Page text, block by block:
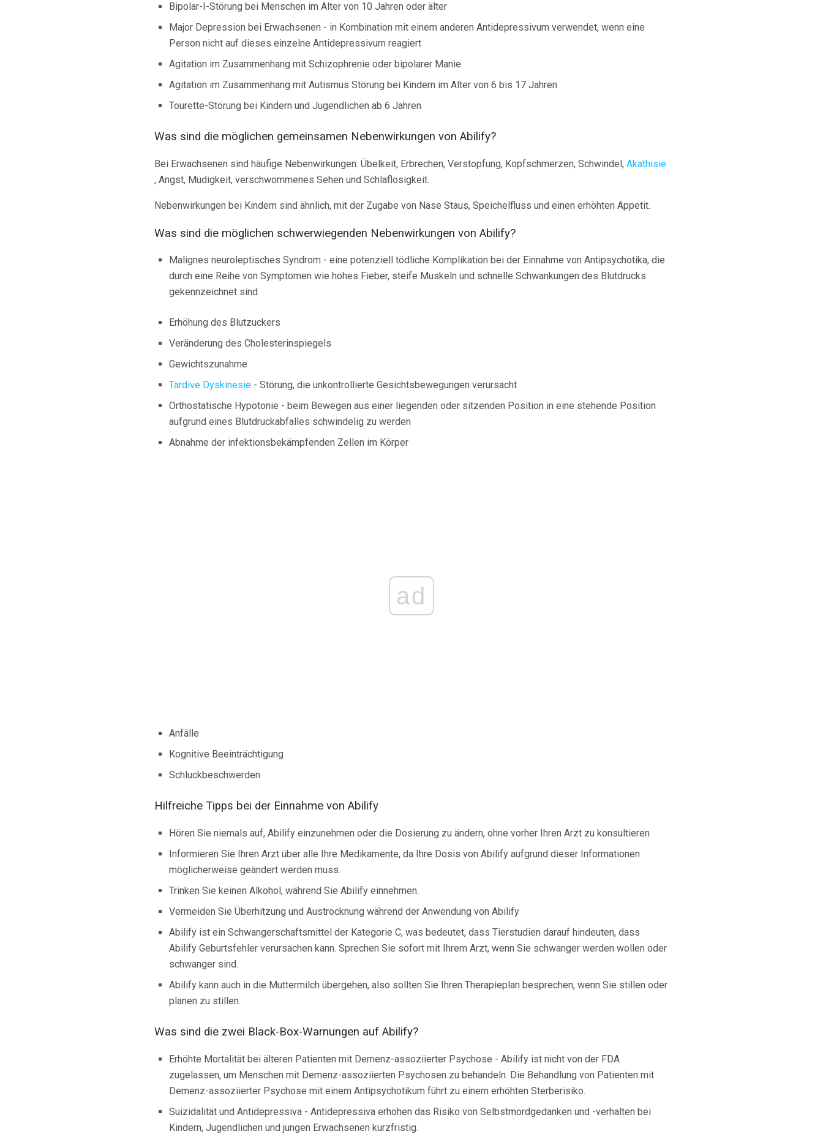
Bipolar-I-Störung bei Menschen im Alter von 10 Jahren oder älter
Major Depression bei Erwachsenen - in Kombination mit einem anderen Antidepressivum verwendet, wenn eine
Person nicht auf dieses einzelne Antidepressivum reagiert
Agitation im Zusammenhang mit Schizophrenie oder bipolarer Manie
Agitation im Zusammenhang mit Autismus Störung bei Kindern im Alter von 6 bis 17 Jahren
Tourette-Störung bei Kindern und Jugendlichen ab 6 Jahren
Was sind die möglichen gemeinsamen Nebenwirkungen von Abilify?
Bei Erwachsenen sind häufige Nebenwirkungen: Übelkeit, Erbrechen, Verstopfung, Kopfschmerzen, Schwindel, Akathisie
, Angst, Müdigkeit, verschwommenes Sehen und Schlaflosigkeit.
Nebenwirkungen bei Kindern sind ähnlich, mit der Zugabe von Nase Staus, Speichelfluss und einen erhöhten Appetit.
Was sind die möglichen schwerwiegenden Nebenwirkungen von Abilify?
Malignes neuroleptisches Syndrom - eine potenziell tödliche Komplikation bei der Einnahme von Antipsychotika, die
durch eine Reihe von Symptomen wie hohes Fieber, steife Muskeln und schnelle Schwankungen des Blutdrucks
gekennzeichnet sind
Erhöhung des Blutzuckers
Veränderung des Cholesterinspiegels
Gewichtszunahme
Tardive Dyskinesie - Störung, die unkontrollierte Gesichtsbewegungen verursacht
Orthostatische Hypotonie - beim Bewegen aus einer liegenden oder sitzenden Position in eine stehende Position
aufgrund eines Blutdruckabfalles schwindelig zu werden
Abnahme der infektionsbekämpfenden Zellen im Körper
ad
Anfälle
Kognitive Beeinträchtigung
Schluckbeschwerden
Hilfreiche Tipps bei der Einnahme von Abilify
Hören Sie niemals auf, Abilify einzunehmen oder die Dosierung zu ändern, ohne vorher Ihren Arzt zu konsultieren
Informieren Sie Ihren Arzt über alle Ihre Medikamente, da Ihre Dosis von Abilify aufgrund dieser Informationen
möglicherweise geändert werden muss.
Trinken Sie keinen Alkohol, während Sie Abilify einnehmen.
Vermeiden Sie Überhitzung und Austrocknung während der Anwendung von Abilify
Abilify ist ein Schwangerschaftsmittel der Kategorie C, was bedeutet, dass Tierstudien darauf hindeuten, dass
Abilify Geburtsfehler verursachen kann. Sprechen Sie sofort mit Ihrem Arzt, wenn Sie schwanger werden wollen oder
schwanger sind.
Abilify kann auch in die Muttermilch übergehen, also sollten Sie Ihren Therapieplan besprechen, wenn Sie stillen oder
planen zu stillen.
Was sind die zwei Black-Box-Warnungen auf Abilify?
Erhöhte Mortalität bei älteren Patienten mit Demenz-assoziierter Psychose - Abilify ist nicht von der FDA
zugelassen, um Menschen mit Demenz-assoziierten Psychosen zu behandeln. Die Behandlung von Patienten mit
Demenz-assoziierter Psychose mit einem Antipsychotikum führt zu einem erhöhten Sterberisiko.
Suizidalität und Antidepressiva - Antidepressiva erhöhen das Risiko von Selbstmordgedanken und -verhalten bei
Kindern, Jugendlichen und jungen Erwachsenen kurzfristig.